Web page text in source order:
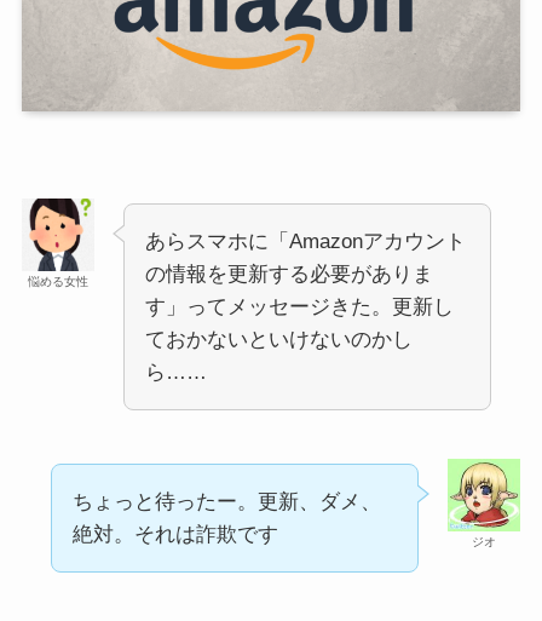
悩める女性
あらスマホに「Amazonアカウント
の情報を更新する必要がありま
す」ってメッセージきた。更新し
ておかないといけないのかし
ら……
ジオ
ちょっと待ったー。更新、ダメ、
絶対。それは詐欺です